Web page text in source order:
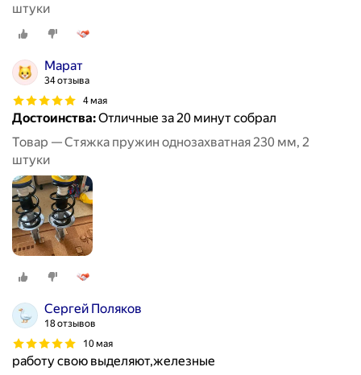
штуки
Марат
34 отзыва
4 мая
Достоинства:Отличные за 20 минут собрал
Товар — Стяжка пружин однозахватная 230 мм, 2
штуки
Сергей Поляков
18 отзывов
10 мая
работу свою выделяют,железные